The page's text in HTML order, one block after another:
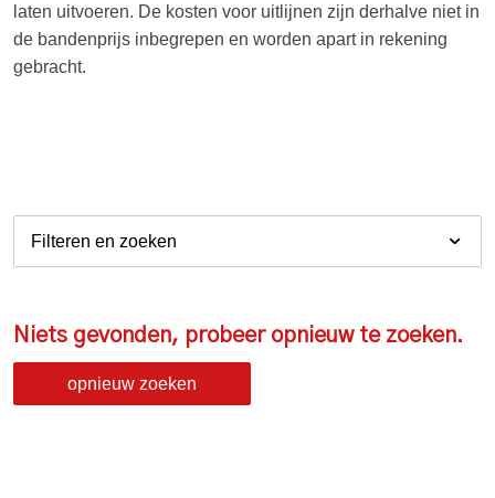
laten uitvoeren. De kosten voor uitlijnen zijn derhalve niet in
de bandenprijs inbegrepen en worden apart in rekening
gebracht.
Filteren en zoeken
Niets gevonden, probeer opnieuw te zoeken.
opnieuw zoeken